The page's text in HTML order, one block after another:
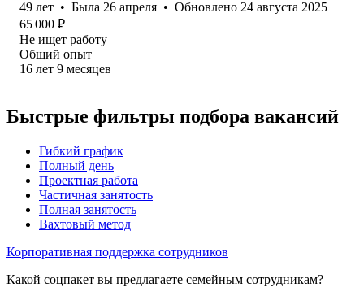
49 лет • Была 26 апреля • Обновлено 24 августа 2025
65 000 ₽
Не ищет работу
Общий опыт
16 лет 9 месяцев
Быстрые фильтры подбора вакансий
Гибкий график
Полный день
Проектная работа
Частичная занятость
Полная занятость
Вахтовый метод
Корпоративная поддержка сотрудников
Какой соцпакет вы предлагаете семейным сотрудникам?